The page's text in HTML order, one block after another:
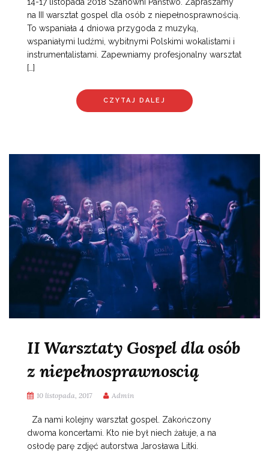
14-17 listopada 2018 Szanowni Państwo. Zapraszamy
na III warsztat gospel dla osób z niepełnosprawnością.
To wspaniała 4 dniowa przygoda z muzyką,
wspaniałymi ludźmi, wybitnymi Polskimi wokalistami i
instrumentalistami. Zapewniamy profesjonalny warsztat
[…]
CZYTAJ DALEJ
II Warsztaty Gospel dla osób
z niepełnosprawnoscią
10 listopada, 2017 Admin
Za nami kolejny warsztat gospel. Zakończony
dwoma koncertami. Kto nie był niech żałuje, a na
osłodę parę zdjęć autorstwa Jarosława Litki.